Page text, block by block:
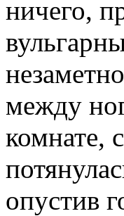
ничего,
между
комнате,
опустив